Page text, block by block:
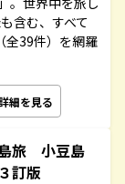
含む、すべて
全39件）を網羅
細を見る
旅 小豆島
訂版